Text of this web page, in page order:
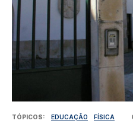
TÓPICOS EDUCAÇÃO FÍSICA